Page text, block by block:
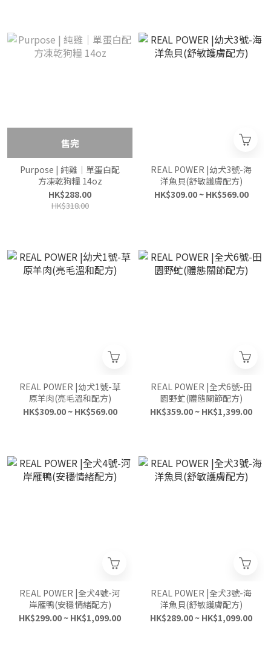
售完
Purpose | 純雞｜單蛋白配
方凍乾狗糧 14oz
HK$288.00
HK$318.00
REAL POWER |幼犬3號-海
洋魚貝(舒敏護膚配方)
HK$309.00 ~ HK$569.00
REAL POWER |幼犬1號-草
原羊肉(亮毛溫和配方)
HK$309.00 ~ HK$569.00
REAL POWER |全犬6號-田
園野虻(體態關節配方)
HK$359.00 ~ HK$1,399.00
REAL POWER |全犬4號-河
岸雁鴨(安穩情緒配方)
HK$299.00 ~ HK$1,099.00
REAL POWER |全犬3號-海
洋魚貝(舒敏護膚配方)
HK$289.00 ~ HK$1,099.00